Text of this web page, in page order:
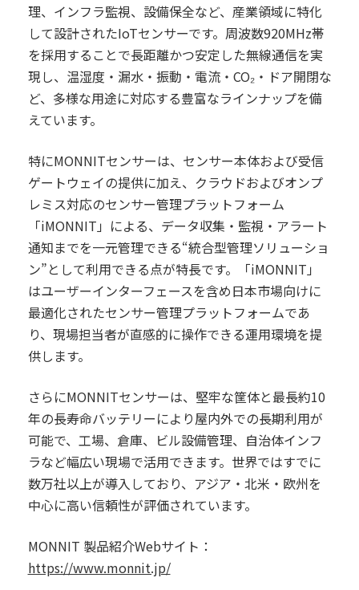
理、インフラ監視、設備保全など、産業領域に特化
して設計されたIoTセンサーです。周波数920MHz帯
を採用することで長距離かつ安定した無線通信を実
現し、温湿度・漏水・振動・電流・CO₂・ドア開閉な
ど、多様な用途に対応する豊富なラインナップを備
えています。
特にMONNITセンサーは、センサー本体および受信
ゲートウェイの提供に加え、クラウドおよびオンプ
レミス対応のセンサー管理プラットフォーム
「iMONNIT」による、データ収集・監視・アラート
通知までを一元管理できる“統合型管理ソリューショ
ン”として利用できる点が特長です。「iMONNIT」
はユーザーインターフェースを含め日本市場向けに
最適化されたセンサー管理プラットフォームであ
り、現場担当者が直感的に操作できる運用環境を提
供します。
さらにMONNITセンサーは、堅牢な筐体と最長約10
年の長寿命バッテリーにより屋内外での長期利用が
可能で、工場、倉庫、ビル設備管理、自治体インフ
ラなど幅広い現場で活用できます。世界ではすでに
数万社以上が導入しており、アジア・北米・欧州を
中心に高い信頼性が評価されています。
MONNIT 製品紹介Webサイト：
https://www.monnit.jp/